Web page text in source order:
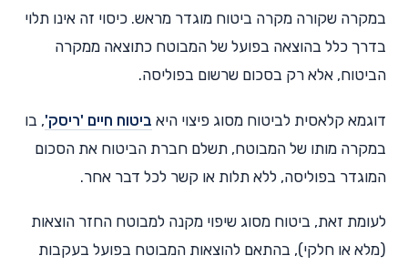
במקרה שקורה מקרה ביטוח מוגדר מראש. כיסוי זה אינו תלוי
בדרך כלל בהוצאה בפועל של המבוטח כתוצאה ממקרה
הביטוח, אלא רק בסכום שרשום בפוליסה.
דוגמא קלאסית לביטוח מסוג פיצוי היא ביטוח חיים 'ריסק', בו
במקרה מותו של המבוטח, תשלם חברת הביטוח את הסכום
המוגדר בפוליסה, ללא תלות או קשר לכל דבר אחר.
לעומת זאת, ביטוח מסוג שיפוי מקנה למבוטח החזר הוצאות
(מלא או חלקי), בהתאם להוצאות המבוטח בפועל בעקבות